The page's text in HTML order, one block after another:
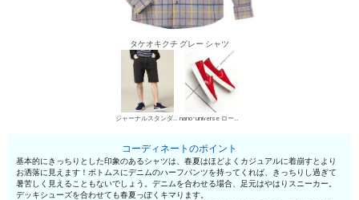
タケオキクチ グレー シャツ
ジャーナルスタンダード レリューム メンズ デニムパンツ・ジーンズ nano･universe ローカットスニーカー
コーディネートのポイント
基本的にきっちりとした印象のあるシャツは、春夏はほどよくカジュアルに着崩すとより
お洒落に見えます！ボトムスにデニムのハーフパンツを持ってくれば、きっちりし過ぎて
暑苦しく見えることもないでしょう。デニムを合わせる場合、足元はやはりスニーカー。
デッキシューズを合わせても春夏っぽくキマります。